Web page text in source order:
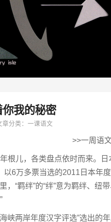
我的秘密
章分类： 一课语文
>>一周语
根儿，各类盘点依时而来。日
以6万多票当选的2011日本年
，“羁绊”的“绊”意为羁绊、纽
峡两岸年度汉字评选”选出的